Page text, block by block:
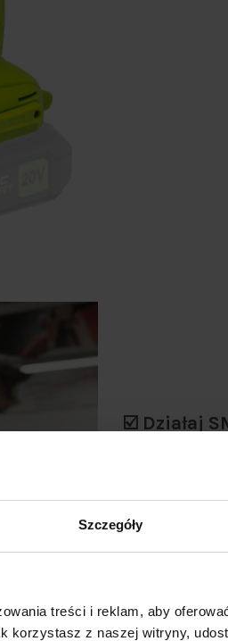
Szczegóły
treści i reklam, aby
korzystasz z naszej witryny,
☑️ Działaj
✔️Precyzyjna
3300 udarów/
Gumowana